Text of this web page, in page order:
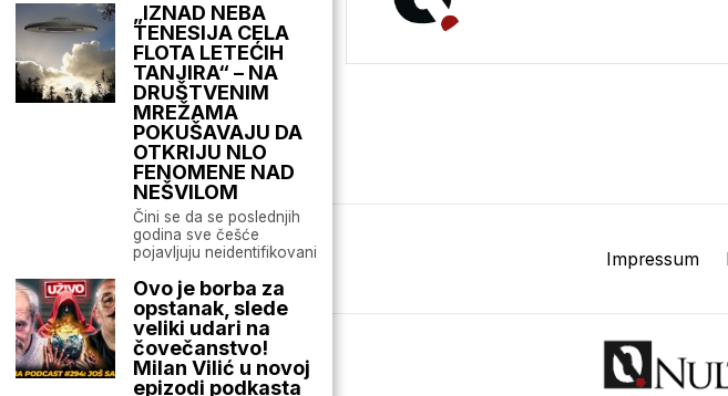
Mario zna Youtube Impressum
„IZNAD NEBA
TENESIJA CELA
FLOTA LETEĆIH
TANJIRA“ – NA
DRUŠTVENIM
MREŽAMA
POKUŠAVAJU DA
OTKRIJU NLO
FENOMENE NAD
NEŠVILOM
Čini se da se poslednjih
godina sve češće
pojavljuju neidentifikovani
Ovo je borba za
opstanak, slede
veliki udari na
čovečanstvo!
Milan Vilić u novoj
epizodi podkasta